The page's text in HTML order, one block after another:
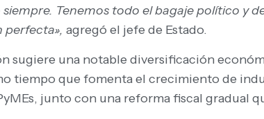
Tenemos todo el bagaje político y
agregó el jefe de Estado.
sugiere una notable diversificación
tiempo que fomenta el crecimiento de
junto con una reforma fiscal gradual